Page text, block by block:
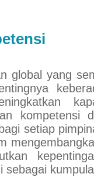
global yang
kompetensi
setiap
sebagai